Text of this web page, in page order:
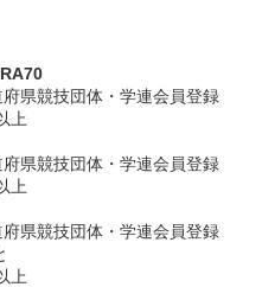
県競技団体・学連会員登録
上
県競技団体・学連会員登録
上
県競技団体・学連会員登録
上